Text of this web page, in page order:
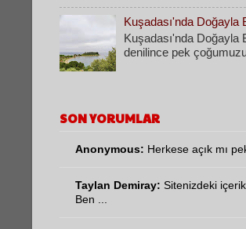
Kuşadası'nda Doğayla
Kuşadası'nda Doğayla
denilince pek
SON YORUMLAR
Anonymous: Herkese açık mı
Taylan Demiray: Sitenizdeki
Ben ...